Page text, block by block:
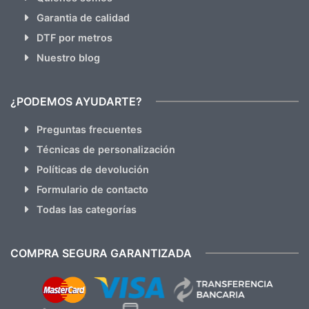
Garantia de calidad
DTF por metros
Nuestro blog
¿PODEMOS AYUDARTE?
Preguntas frecuentes
Técnicas de personalización
Políticas de devolución
Formulario de contacto
Todas las categorías
COMPRA SEGURA GARANTIZADA